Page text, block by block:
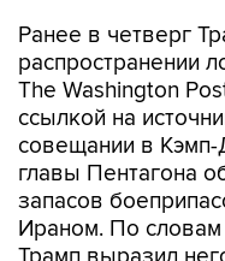
Ранее в четверг
распространении
The Washington
ссылкой на
совещании в
главы Пентагона
запасов
Ираном. По словам